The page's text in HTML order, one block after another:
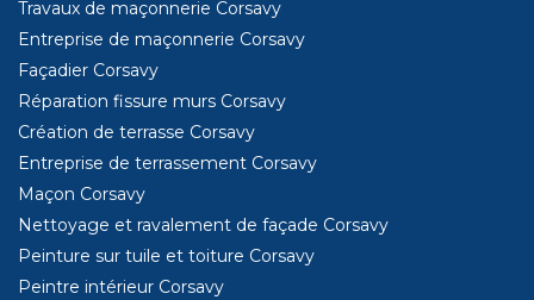
Travaux de maçonnerie Corsavy
Entreprise de maçonnerie Corsavy
Façadier Corsavy
Réparation fissure murs Corsavy
Création de terrasse Corsavy
Entreprise de terrassement Corsavy
Maçon Corsavy
Nettoyage et ravalement de façade Corsavy
Peinture sur tuile et toiture Corsavy
Peintre intérieur Corsavy